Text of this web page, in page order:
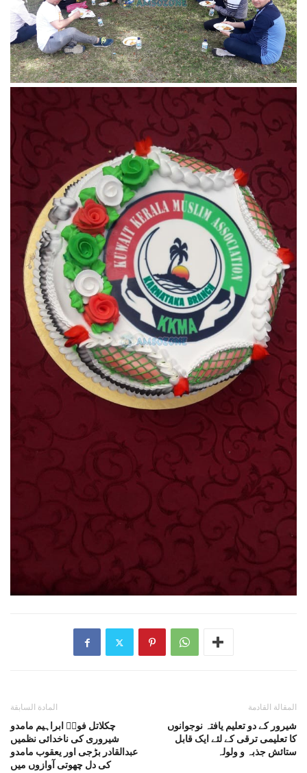
المادة السابقة
چکلاتل فولؔ ابراہیم مامدو
شیروری کی ناخدائی نظمیں
عبدالقادر بڑجی اور یعقوب مامدو
کی دل چھوتی آوازوں میں
المقالة القادمة
شیرور کے دو تعلیم یافتہ نوجوانوں
کا تعلیمی ترقی کے لئے ایک قابل
ستائش جذبہ و ولولہ